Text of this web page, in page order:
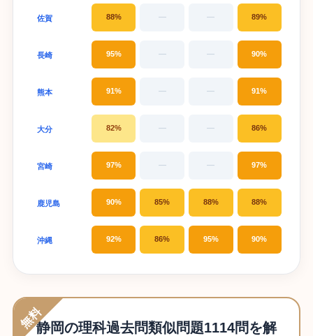
佐賀 88% — — 89%
長崎 95% — — 90%
熊本 91% — — 91%
大分 82% — — 86%
宮崎 97% — — 97%
鹿児島 90% 85% 88% 88%
沖縄 92% 86% 95% 90%
無料静岡の理科過去問類似問題1114問を解